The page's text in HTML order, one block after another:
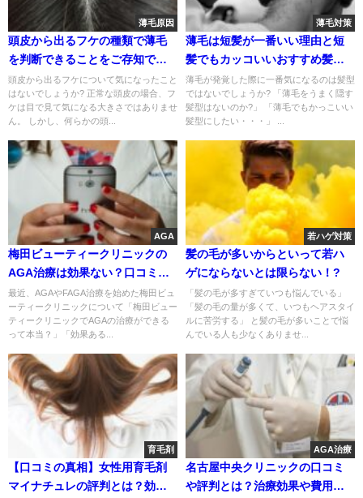
薄毛原因
頭皮から出るフケの種類で薄毛
を判断できることをご存知です
か?
頭皮から出るフケについて気になったこと
はないでしょうか? 正常な頭皮の場合、フ
ケは目で見て気になる大きさではありませ
ん。 しかし、何らかの頭...
薄毛対策
薄毛は短髪が一番いい理由と短
髪でもカッコいいおすすめ髪型7
選
薄毛が発覚した際に一番気になるのは髪型
ではないでしょうか? 「薄毛をうまく隠す
髪型はないのか?」 「薄毛でもかっこいい
髪型にしたい・・・」 ...
AGA
梅田ビューティークリニックの
AGA治療は効果ない？口コミや
評判とは？
最近、AGAやFAGA治療を始めた梅田ビュ
ーティークリニックについて「梅田ビュー
ティークリニックでAGAの治療ができる
って本当？」「効果ある...
若ハゲ対策
髪の毛が多いからといって若ハ
ゲにならないとは限らない！?
「髪の毛が多すぎていつも悩んでいる」
「髪の毛の量が多くて、いつもヘアスタイ
ルに苦労する」 と髪の毛が多いことで悩
んでいる人も少なくありませ...
育毛剤
【口コミの真相】女性用育毛剤
マイナチュレの評判とは？効果
AGA治療
名古屋中央クリニックの口コミ
や評判とは？治療効果や費用帯